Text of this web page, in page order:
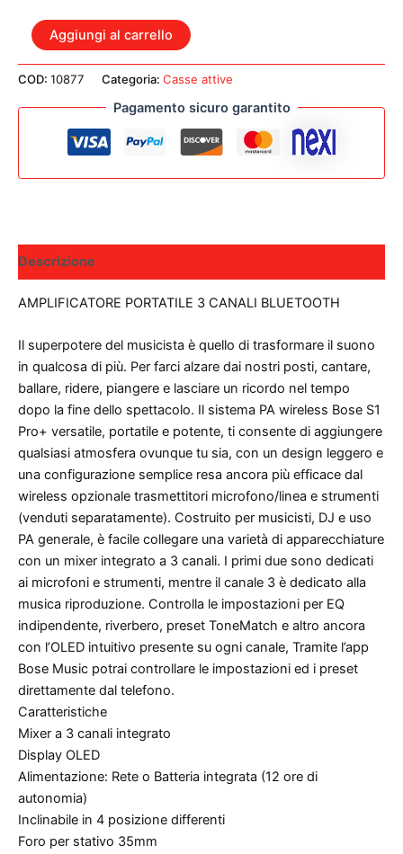
BOSE
PRO
+
BLUETOOTH
Aggiungi al carrello
COD: 10877 Categoria: Casse attive
Pagamento sicuro garantito
Descrizione
AMPLIFICATORE PORTATILE 3 CANALI BLUETOOTH
Il superpotere del musicista è quello di trasformare il suono
in qualcosa di più. Per farci alzare dai nostri posti, cantare,
ballare, ridere, piangere e lasciare un ricordo nel tempo
dopo la fine dello spettacolo. Il sistema PA wireless Bose S1
Pro+ versatile, portatile e potente, ti consente di aggiungere
qualsiasi atmosfera ovunque tu sia, con un design leggero e
una configurazione semplice resa ancora più efficace dal
wireless opzionale trasmettitori microfono/linea e strumenti
(venduti separatamente). Costruito per musicisti, DJ e uso
PA generale, è facile collegare una varietà di apparecchiature
con un mixer integrato a 3 canali. I primi due sono dedicati
ai microfoni e strumenti, mentre il canale 3 è dedicato alla
musica riproduzione. Controlla le impostazioni per EQ
indipendente, riverbero, preset ToneMatch e altro ancora
con l’OLED intuitivo presente su ogni canale, Tramite l’app
Bose Music potrai controllare le impostazioni ed i preset
direttamente dal telefono.
Caratteristiche
Mixer a 3 canali integrato
Display OLED
Alimentazione: Rete o Batteria integrata (12 ore di
autonomia)
Inclinabile in 4 posizione differenti
Foro per stativo 35mm